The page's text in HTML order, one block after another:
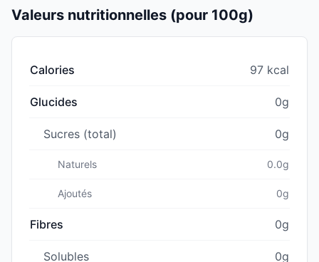
Valeurs nutritionnelles (pour 100g)
Calories 97 kcal
Glucides 0g
Sucres (total) 0g
Naturels 0.0g
Ajoutés 0g
Fibres 0g
Solubles 0g